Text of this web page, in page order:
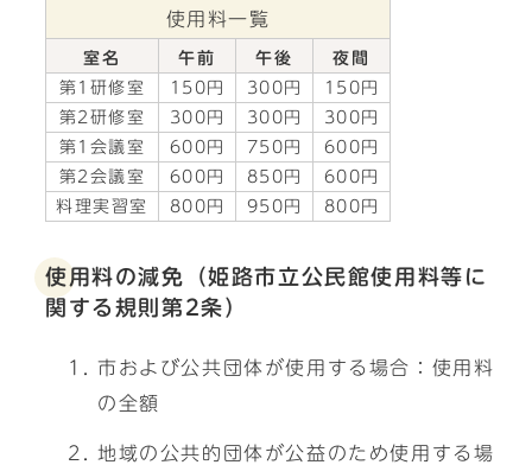
使用料一覧
室名 午前 午後
夜間
第1研修室
150円 300円
150円
第2研修室
300円 300円
300円
第1会議室
600円 750円
600円
第2会議室
600円 850円
600円
料理実習室
800円 950円 800円
使用料の減免（姫路市立公民館使用料等に
関する規則第2条）
市および公共団体が使用する場合：使用料
の全額
地域の公共的団体が公益のため使用する場